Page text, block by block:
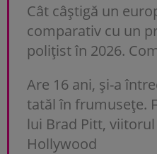
Cât câștigă un
comparativ cu un
polițist în 2026.
Are 16 ani, și-a
tatăl în frumusețe.
lui Brad Pitt,
Hollywood